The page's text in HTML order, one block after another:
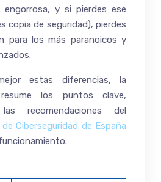
y si pierdes ese
copia de seguridad), pierdes
para los más paranoicos y
estas diferencias, la
los puntos clave,
recomendaciones del
Ciberseguridad de España